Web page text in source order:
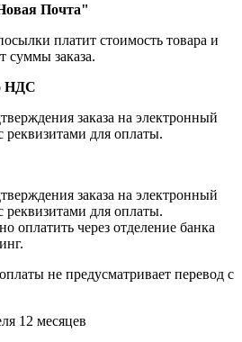
Почта"
платит стоимость товара и
суммы заказа.
НДС
заказа на электронный
реквизитами для оплаты.
заказа на электронный
реквизитами для оплаты.
оплатить через отделение банка
не предусматривает перевод с
12 месяцев